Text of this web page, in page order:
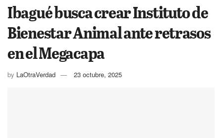
Ibagué busca crear Instituto de
Bienestar Animal ante retrasos
en el Megacapa
by LaOtraVerdad 23 octubre, 2025